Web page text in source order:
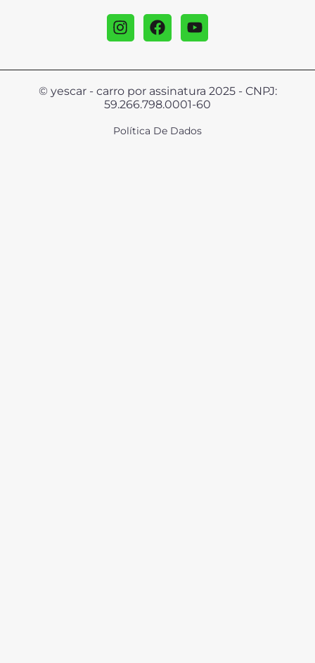
© yescar - carro por assinatura 2025 - CNPJ:
59.266.798.0001-60
Política De Dados